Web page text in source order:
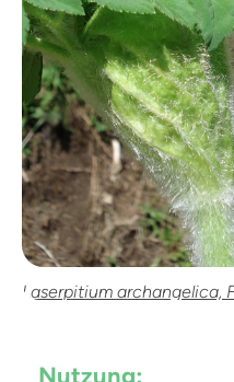
Laserpitium archangelica,
Nutzung: